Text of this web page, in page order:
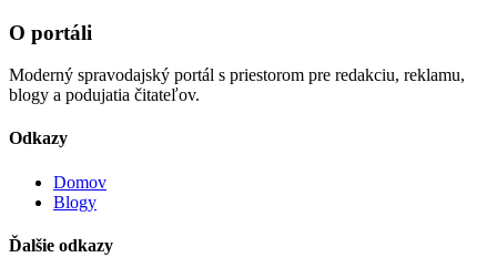
O portáli
Moderný spravodajský portál s priestorom pre redakciu, reklamu,
blogy a podujatia čitateľov.
Odkazy
Domov
Blogy
Ďalšie odkazy